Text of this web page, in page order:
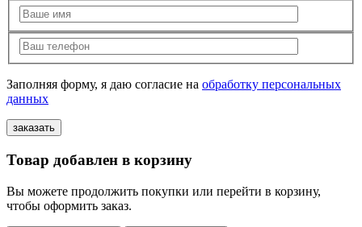
Заполняя форму, я даю согласие на обработку персональных
данных
Товар добавлен в корзину
Вы можете продолжить покупки или перейти в корзину,
чтобы оформить заказ.